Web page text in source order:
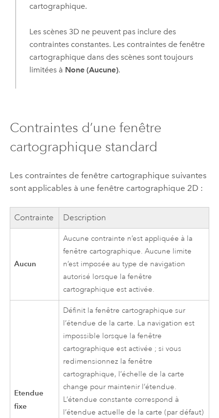
cartographique.
Les scènes 3D ne peuvent pas inclure des
contraintes constantes. Les contraintes de fenêtre
cartographique dans des scènes sont toujours
limitées à None (Aucune).
Contraintes d’une fenêtre
cartographique standard
Les contraintes de fenêtre cartographique suivantes
sont applicables à une fenêtre cartographique 2D :
Contrainte Description
Aucun
Aucune contrainte n’est appliquée à la
fenêtre cartographique. Aucune limite
n’est imposée au type de navigation
autorisé lorsque la fenêtre
cartographique est activée.
Etendue
fixe
Définit la fenêtre cartographique sur
l’étendue de la carte. La navigation est
impossible lorsque la fenêtre
cartographique est activée ; si vous
redimensionnez la fenêtre
cartographique, l’échelle de la carte
change pour maintenir l’étendue.
L’étendue constante correspond à
l’étendue actuelle de la carte (par défaut)